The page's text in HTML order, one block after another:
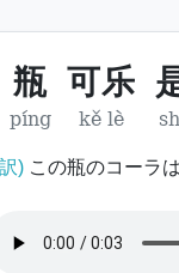
瓶 可乐
píng kě lè
訳)この瓶のコーラ